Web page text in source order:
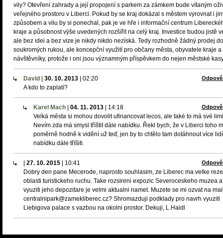
vily? Otevření zahrady a její propojení s parkem za zámkem bude vítaným
veřejného prostoru v Liberci. Pokud by se kraj dokázal s městem vyrovnat i
způsobem a vilu by si ponechal, pak je ve hře i informační centrum
kraje a působnost výše uvedených rozšířit na celý kraj. Investice budou jistě
ale bez idei a bez vize je nikdy nikdo nezíská. Tedy rozhodně žádný prodej do
soukromých rukou, ale koncepční využití pro občany města, obyvatele kraje a
návštěvníky, protože i oni jsou významným příspěvkem do nejen městské
David 30. 10. 2013 02:20
A kdo to zaplatí?
Karel Mach 04. 11. 2013 14:18
Velká města si mohou dovolit ufinancovat lecos, ale také to má své
Nevím zda má smysl tříštit dále nabídku. Řekl bych, že v Liberci toho
poměrně hodně k vidění už teď, jen by to chtělo tam dotáhnout více
nabídku dále tříšiti.
27. 10. 2015 10:41
Dobry den pane Mecerode, naprosto souhlasim, ze Liberec ma velke
oblasti turistickeho ruchu. Take rozsireni expozic Severoceskeho muzea a
vyuziti jeho depozitare je velmi aktualni namet. Muzete se mi ozvat na
centralnipark@zamekliberec.cz? Shromazduji podklady pro navrh vyuziti
Liebigova palace s vazbou na okolni prostor. Dekuji, L.Haidl